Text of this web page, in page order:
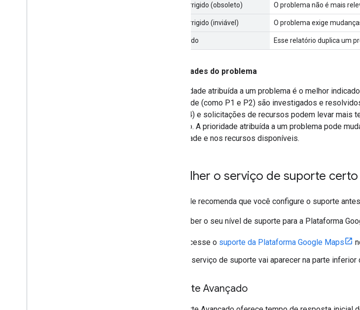
Não corrigido (obsoleto) O problema não é mais
Não corrigido (inviável) O problema exige
Duplicado Esse relatório duplica um
Prioridades do problema
A prioridade atribuída a um problema é o melhor
prioridade (como P1 e P2) são investigados e
P3 e P4) e solicitações de recursos podem levar
próximo. A prioridade atribuída a um problema pode
viabilidade e nos recursos disponíveis.
Escolher o serviço de suporte certo
O Google recomenda que você configure o suporte
Para saber o seu nível de suporte para a Plataforma
Acesse o suporte da Plataforma Google Maps
O serviço de suporte vai aparecer na parte inferior
Suporte Avançado